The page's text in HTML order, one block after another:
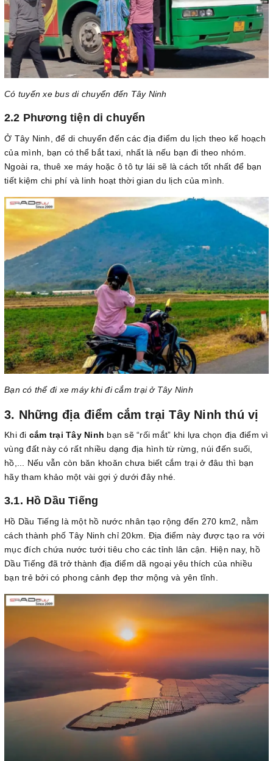
Có tuyến xe bus di chuyển đến Tây Ninh
2.2 Phương tiện di chuyển
Ở Tây Ninh, để di chuyển đến các địa điểm du lịch theo kế hoạch
của mình, bạn có thể bắt taxi, nhất là nếu bạn đi theo nhóm.
Ngoài ra, thuê xe máy hoặc ô tô tự lái sẽ là cách tốt nhất để bạn
tiết kiệm chi phí và linh hoạt thời gian du lịch của mình.
Bạn có thể đi xe máy khi đi cắm trại ở Tây Ninh
3. Những địa điểm cắm trại Tây Ninh thú vị
Khi đi cắm trại Tây Ninh bạn sẽ “rối mắt” khi lựa chọn địa điểm vì
vùng đất này có rất nhiều dạng địa hình từ rừng, núi đến suối,
hồ,... Nếu vẫn còn băn khoăn chưa biết cắm trại ở đâu thì bạn
hãy tham khảo một vài gợi ý dưới đây nhé.
3.1. Hồ Dầu Tiếng
Hồ Dầu Tiếng là một hồ nước nhân tạo rộng đến 270 km2, nằm
cách thành phố Tây Ninh chỉ 20km. Địa điểm này được tạo ra với
mục đích chứa nước tưới tiêu cho các tỉnh lân cận. Hiện nay, hồ
Dầu Tiếng đã trở thành địa điểm dã ngoại yêu thích của nhiều
bạn trẻ bởi có phong cảnh đẹp thơ mộng và yên tĩnh.